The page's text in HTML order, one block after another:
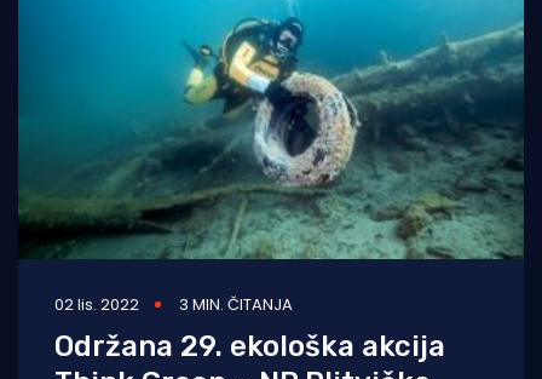
02 lis. 2022 3 MIN. ČITANJA
Održana 29. ekološka akcija